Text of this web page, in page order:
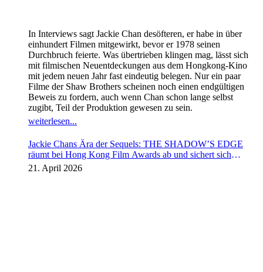
In Interviews sagt Jackie Chan desöfteren, er habe in über
einhundert Filmen mitgewirkt, bevor er 1978 seinen
Durchbruch feierte. Was übertrieben klingen mag, lässt sich
mit filmischen Neuentdeckungen aus dem Hongkong-Kino
mit jedem neuen Jahr fast eindeutig belegen. Nur ein paar
Filme der Shaw Brothers scheinen noch einen endgültigen
Beweis zu fordern, auch wenn Chan schon lange selbst
zugibt, Teil der Produktion gewesen zu sein.
weiterlesen...
Jackie Chans Ära der Sequels: THE SHADOW’S EDGE
räumt bei Hong Kong Film Awards ab und sichert sich
Fortsetzung
21. April 2026